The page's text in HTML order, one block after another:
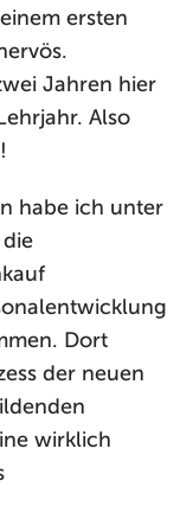
ersten
Jahren hier
Also
habe ich unter
Dort
der neuen
wirklich